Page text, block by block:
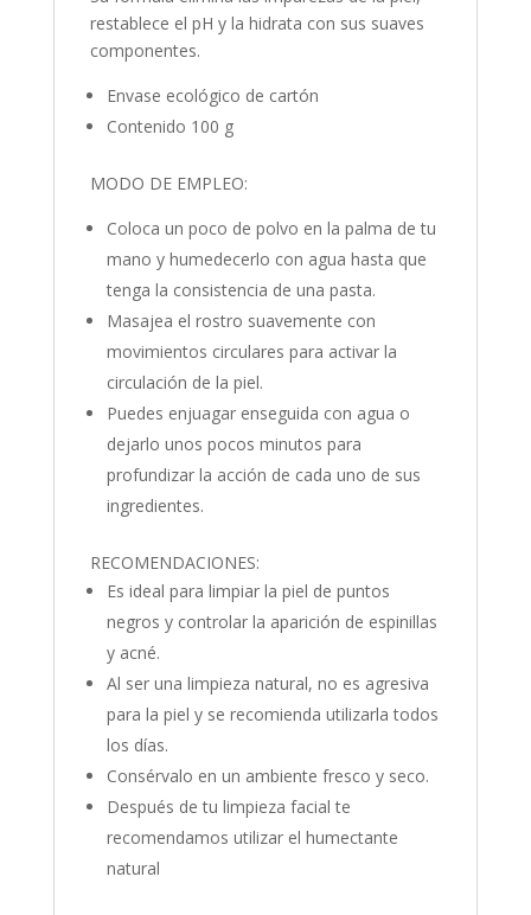
restablece el pH y la hidrata con sus suaves
componentes.
Envase ecológico de cartón
Contenido 100 g
MODO DE EMPLEO:
Coloca un poco de polvo en la palma de tu
mano y humedecerlo con agua hasta que
tenga la consistencia de una pasta.
Masajea el rostro suavemente con
movimientos circulares para activar la
circulación de la piel.
Puedes enjuagar enseguida con agua o
dejarlo unos pocos minutos para
profundizar la acción de cada uno de sus
ingredientes.
RECOMENDACIONES:
Es ideal para limpiar la piel de puntos
negros y controlar la aparición de espinillas
y acné.
Al ser una limpieza natural, no es agresiva
para la piel y se recomienda utilizarla todos
los días.
Consérvalo en un ambiente fresco y seco.
Después de tu limpieza facial te
recomendamos utilizar el humectante
natural